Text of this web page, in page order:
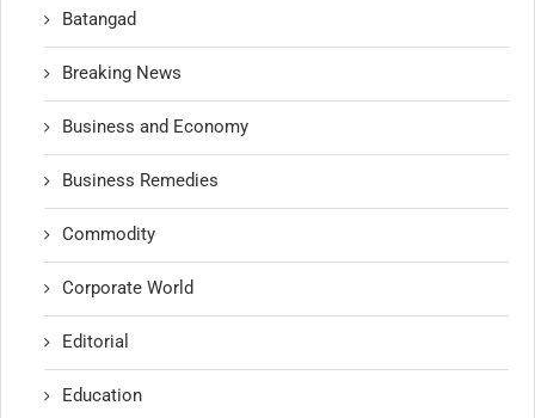
Batangad
Breaking News
Business and Economy
Business Remedies
Commodity
Corporate World
Editorial
Education